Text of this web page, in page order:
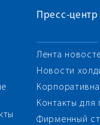
Пресс-центр
Лента
Новости
Контакты для
Фирменный